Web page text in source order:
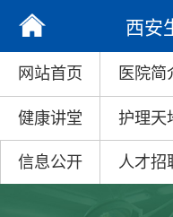
西安
网站首页 医院简
健康讲堂 护理天
信息公开 人才招